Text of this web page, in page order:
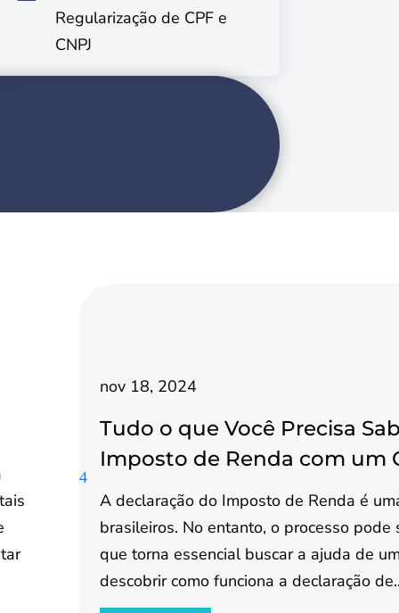
Regularização de CPF e
CNPJ
nov 18, 2024
Tudo o que Você Precisa
Imposto de Renda com um
A declaração do Imposto de Renda é
brasileiros. No entanto, o processo
que torna essencial buscar a ajuda de
descobrir como funciona a declaração